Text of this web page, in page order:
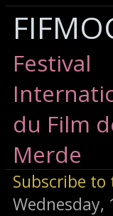
Festival
du Film
Merde
Subscribe to
Wednesday,